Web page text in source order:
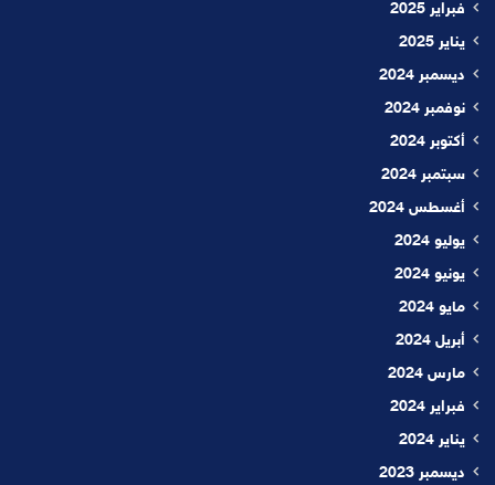
فبراير 2025
يناير 2025
ديسمبر 2024
نوفمبر 2024
أكتوبر 2024
سبتمبر 2024
أغسطس 2024
يوليو 2024
يونيو 2024
مايو 2024
أبريل 2024
مارس 2024
فبراير 2024
يناير 2024
ديسمبر 2023